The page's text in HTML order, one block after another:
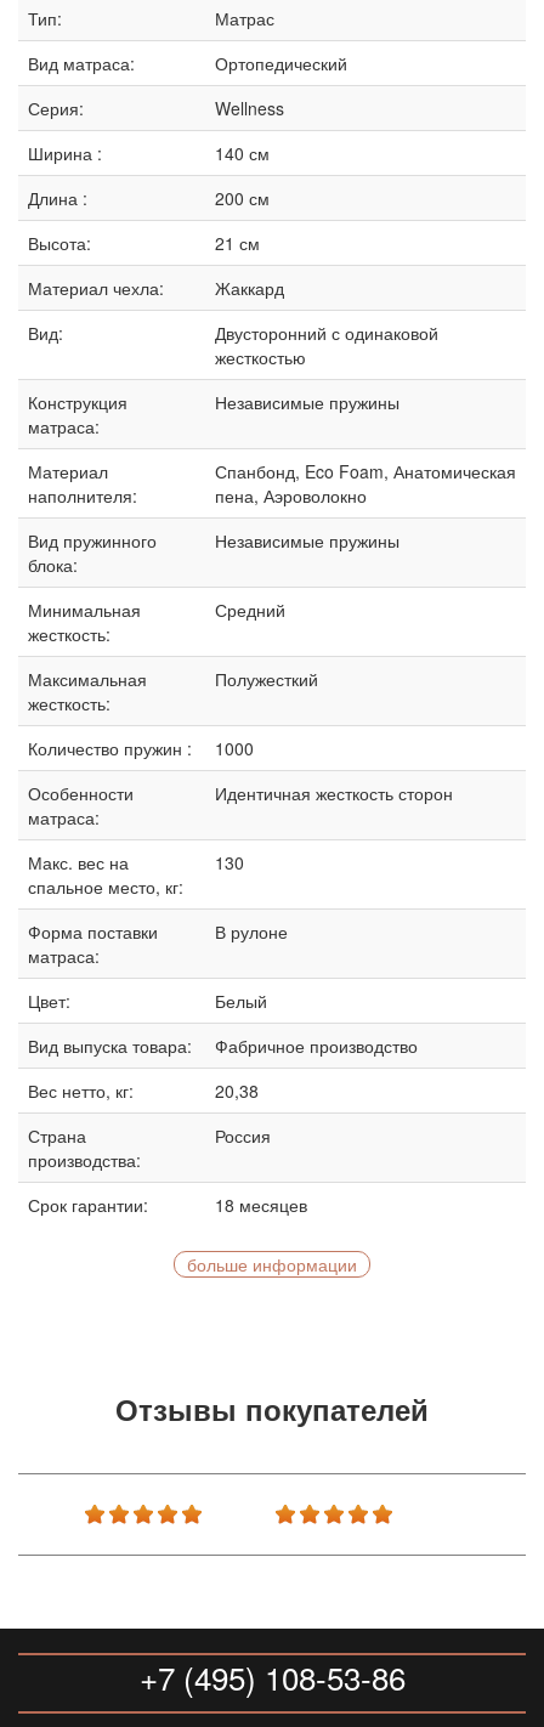
Тип:
Матрас
Вид матраса:
Ортопедический
Серия:
Wellness
Ширина :
140 см
Длина :
200 см
Высота:
21 см
Материал чехла:
Жаккард
Вид:
Двусторонний с одинаковой
жесткостью
Конструкция
матраса:
Независимые пружины
Материал
наполнителя:
Спанбонд, Eco Foam, Анатомическая
пена, Аэроволокно
Вид пружинного
блока:
Независимые пружины
Минимальная
жесткость:
Средний
Максимальная
жесткость:
Полужесткий
Количество пружин :
1000
Особенности
матраса:
Идентичная жесткость сторон
Макс. вес на
спальное место, кг:
130
Форма поставки
матраса:
В рулоне
Цвет:
Белый
Вид выпуска товара:
Фабричное производство
Вес нетто, кг:
20,38
Страна
производства:
Россия
Срок гарантии: 18 месяцев
больше информации
Отзывы покупателей
+7 (495) 108-53-86